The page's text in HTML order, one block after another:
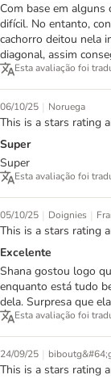
Com base em alguns
difícil. No entanto,
cachorro deitou nela
diagonal, assim
Esta avaliação foi
06/10/25 | Noruega
This is a stars rating
Super
Super
Esta avaliação foi
05/10/25 | Doignies |
This is a stars rating
Excelente
Shana gostou logo
enquanto está tudo
dela. Surpresa que
Esta avaliação foi
24/09/25 |
This is a stars rating